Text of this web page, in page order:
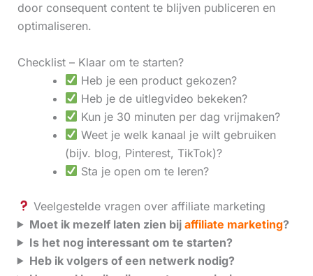
door consequent content te blijven publiceren en
optimaliseren.
Checklist – Klaar om te starten?
Heb je een product gekozen?
Heb je de uitlegvideo bekeken?
Kun je 30 minuten per dag vrijmaken?
Weet je welk kanaal je wilt gebruiken
(bijv. blog, Pinterest, TikTok)?
Sta je open om te leren?
Veelgestelde vragen over affiliate marketing
Moet ik mezelf laten zien bij affiliate marketing?
Is het nog interessant om te starten?
Heb ik volgers of een netwerk nodig?